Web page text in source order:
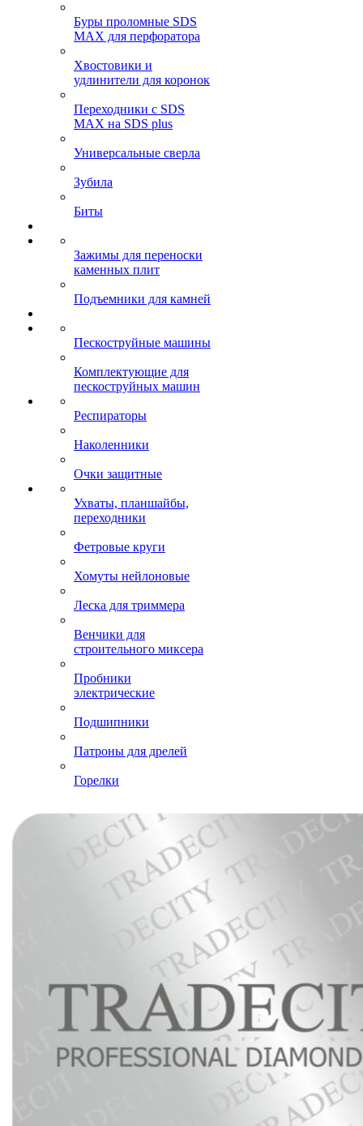
Буры проломные SDS
MAX для перфоратора
Хвостовики и
удлинители для коронок
Переходники с SDS
MAX на SDS plus
Универсальные сверла
Зубила
Биты
Зажимы для переноски
каменных плит
Подъемники для камней
Пескоструйные машины
Комплектующие для
пескоструйных машин
Респираторы
Наколенники
Очки защитные
Ухваты, планшайбы,
переходники
Фетровые круги
Хомуты нейлоновые
Леска для триммера
Венчики для
строительного миксера
Пробники
электрические
Подшипники
Патроны для дрелей
Горелки